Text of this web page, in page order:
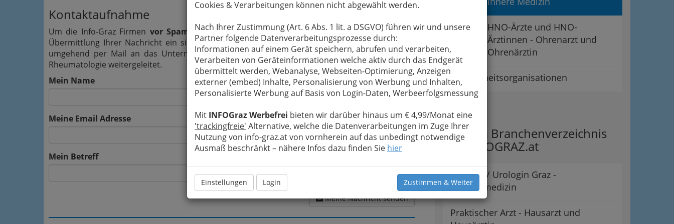
Cookies & Verarbeitungen können nicht abgewählt werden.
Nach Ihrer Zustimmung (Art. 6 Abs. 1 lit. a DSGVO) führen wir und unsere
Partner folgende Datenverarbeitungsprozesse durch:
Informationen auf einem Gerät speichern, abrufen und verarbeiten,
Verarbeiten von Geräteinformationen welche aktiv durch das Endgerät
übermittelt werden, Webanalyse, Webseiten-Optimierung, Anzeigen
externer (embed) Inhalte, Personalisierung von Werbung und Inhalten,
Personalisierte Werbung auf Basis von Login-Daten, Werbeerfolgsmessung
Mit INFOGraz Werbefrei bieten wir darüber hinaus um € 4,99/Monat eine
'trackingfreie' Alternative, welche die Datenverarbeitungen im Zuge Ihrer
Nutzung von info-graz.at von vornherein auf das unbedingt notwendige
Ausmaß beschränkt – nähere Infos dazu finden Sie hier
Einstellungen Login Zustimmen & Weiter
Kontaktaufnahme
Um die Info-Graz Firmen vor Spam-Mails zu bewahren, verwenden wir an dieser Stelle zur
Übermittlung Ihrer Nachricht ein sicheres Formular. Ihre Nachricht wird nach dem Absenden
umgehend per Mail an das Unternehmen Dr. Thomas Müller - Facharzt für Innere Medizin,
Rheumatologie weitergeleitet.
Mein Name
Meine Email Adresse
Mein Betreff
Meine Nachricht
Meine Nachricht senden
HNO-Ärzte und HNO-
Ärztinnen - Ohrenarzt und
Ohrenärztin
Gesundheitsorganisationen
Tipps
Ärzte im Branchenverzeichnis
von INFOGRAZ.at
Urologe / Urologin Graz -
Männermedizin
Praktischer Arzt - Hausarzt und